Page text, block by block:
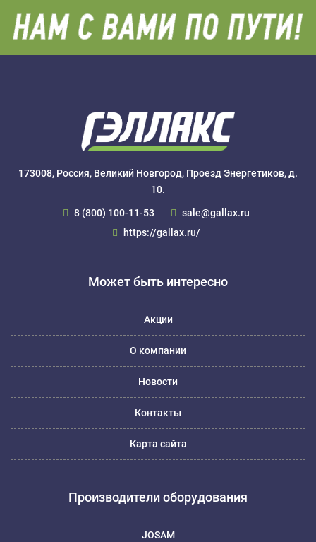
173008, Россия, Великий Новгород, Проезд Энергетиков, д.
10.
8 (800) 100-11-53
sale@gallax.ru
https://gallax.ru/
Может быть интересно
Акции
О компании
Новости
Контакты
Карта сайта
Производители оборудования
JOSAM